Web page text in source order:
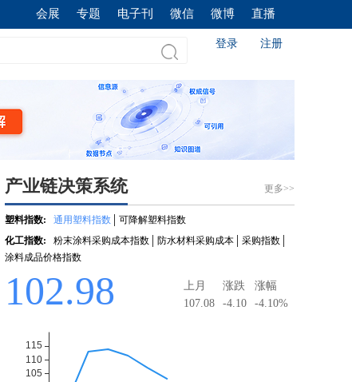
会展 专题 电子刊 微信 微博 直播
登录 注册